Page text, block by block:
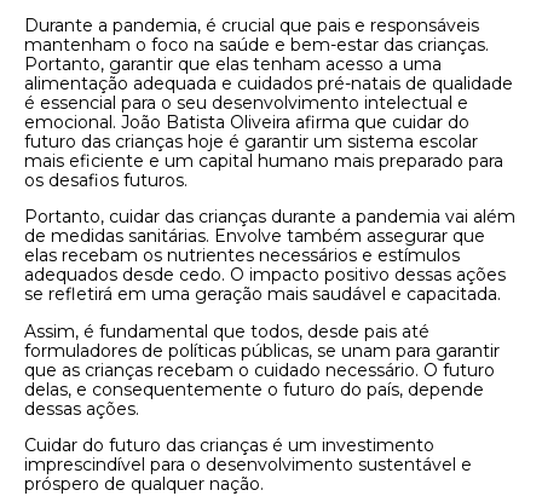
Durante a pandemia, é crucial que pais e responsáveis
mantenham o foco na saúde e bem-estar das crianças.
Portanto, garantir que elas tenham acesso a uma
alimentação adequada e cuidados pré-natais de qualidade
é essencial para o seu desenvolvimento intelectual e
emocional. João Batista Oliveira afirma que cuidar do
futuro das crianças hoje é garantir um sistema escolar
mais eficiente e um capital humano mais preparado para
os desafios futuros.
Portanto, cuidar das crianças durante a pandemia vai além
de medidas sanitárias. Envolve também assegurar que
elas recebam os nutrientes necessários e estímulos
adequados desde cedo. O impacto positivo dessas ações
se refletirá em uma geração mais saudável e capacitada.
Assim, é fundamental que todos, desde pais até
formuladores de políticas públicas, se unam para garantir
que as crianças recebam o cuidado necessário. O futuro
delas, e consequentemente o futuro do país, depende
dessas ações.
Cuidar do futuro das crianças é um investimento
imprescindível para o desenvolvimento sustentável e
próspero de qualquer nação.